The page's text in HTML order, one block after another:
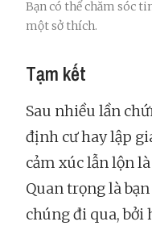
Bạn có thể chăm sóc
một sở thích.
Tạm kết
Sau nhiều lần
định cư hay lập
cảm xúc lẫn lộn
Quan trọng là
chúng đi qua, bởi